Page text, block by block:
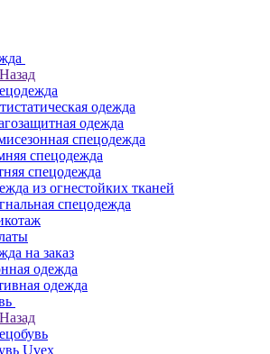
Назад
одежда
одежда
спецодежда
спецодежда
спецодежда
из огнестойких тканей
спецодежда
на заказ
одежда
одежда
Назад
Uvex